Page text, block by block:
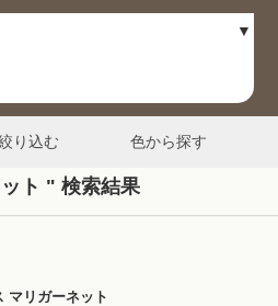
り込む 色から探す
ト " 検索結果
マリガーネット